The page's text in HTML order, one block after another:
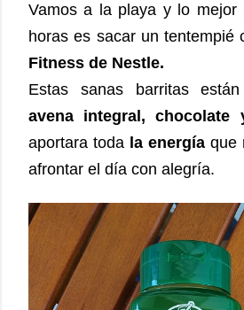
Vamos a la playa y lo mejor
horas es sacar un tentempié
Fitness de Nestle.
Estas sanas barritas
avena integral, chocolate
aportara toda la energía que
afrontar el día con alegría.